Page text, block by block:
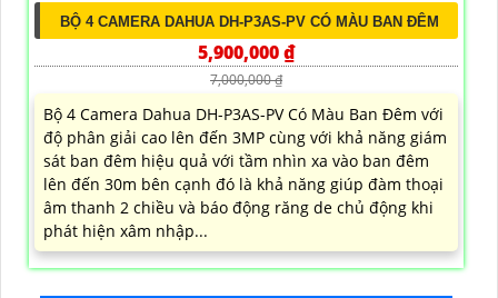
BỘ 4 CAMERA DAHUA DH-P3AS-PV CÓ MÀU BAN ĐÊM
5,900,000 ₫
7,000,000 ₫
Bộ 4 Camera Dahua DH-P3AS-PV Có Màu Ban Đêm với
độ phân giải cao lên đến 3MP cùng với khả năng giám
sát ban đêm hiệu quả với tầm nhìn xa vào ban đêm
lên đến 30m bên cạnh đó là khả năng giúp đàm thoại
âm thanh 2 chiều và báo động răng de chủ động khi
phát hiện xâm nhập...